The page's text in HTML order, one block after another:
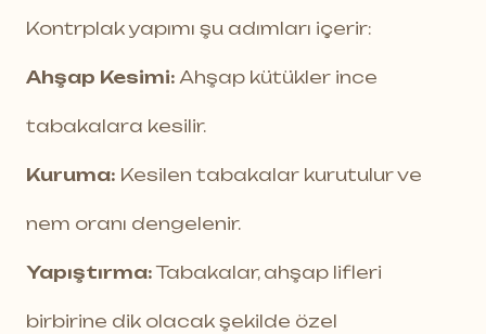
Kontrplak yapımı şu adımları içerir:
Ahşap Kesimi: Ahşap kütükler ince
tabakalara kesilir.
Kuruma: Kesilen tabakalar kurutulur ve
nem oranı dengelenir.
Yapıştırma:Tabakalar, ahşap lifleri
birbirine dik olacak şekilde özel